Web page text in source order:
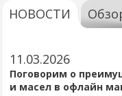
НОВОСТИ
11.03.2026
Поговорим о
и масел в офлайн